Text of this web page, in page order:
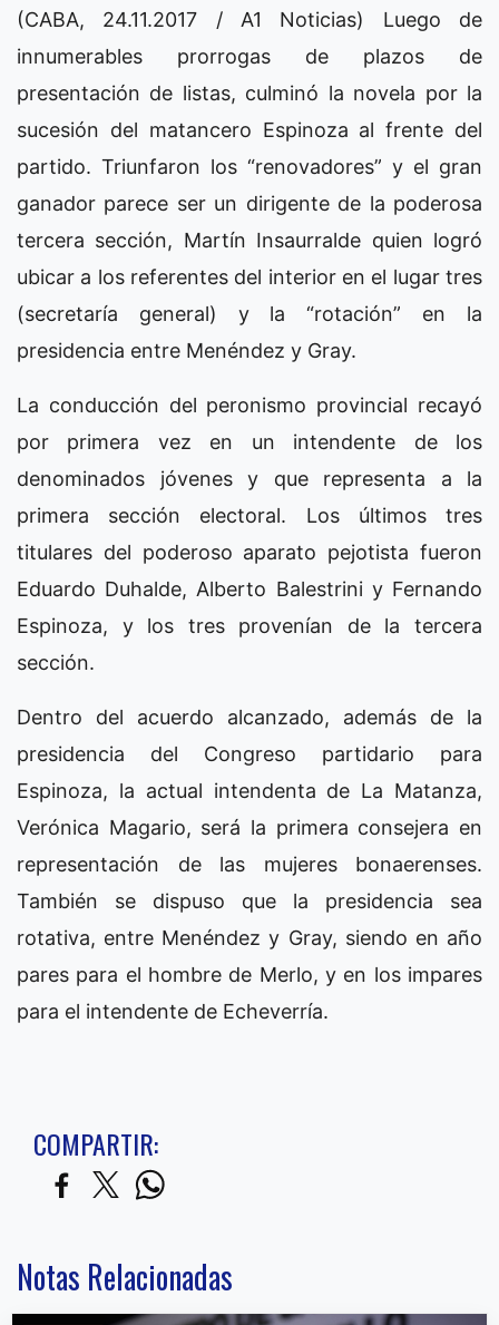
(CABA, 24.11.2017 / A1 Noticias) Luego de
innumerables prorrogas de plazos de
presentación de listas, culminó la novela por la
sucesión del matancero Espinoza al frente del
partido. Triunfaron los “renovadores” y el gran
ganador parece ser un dirigente de la poderosa
tercera sección, Martín Insaurralde quien logró
ubicar a los referentes del interior en el lugar tres
(secretaría general) y la “rotación” en la
presidencia entre Menéndez y Gray.
La conducción del peronismo provincial recayó
por primera vez en un intendente de los
denominados jóvenes y que representa a la
primera sección electoral. Los últimos tres
titulares del poderoso aparato pejotista fueron
Eduardo Duhalde, Alberto Balestrini y Fernando
Espinoza, y los tres provenían de la tercera
sección.
Dentro del acuerdo alcanzado, además de la
presidencia del Congreso partidario para
Espinoza, la actual intendenta de La Matanza,
Verónica Magario, será la primera consejera en
representación de las mujeres bonaerenses.
También se dispuso que la presidencia sea
rotativa, entre Menéndez y Gray, siendo en año
pares para el hombre de Merlo, y en los impares
para el intendente de Echeverría.
COMPARTIR:
Notas Relacionadas